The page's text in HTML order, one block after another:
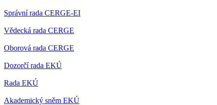
Správní rada CERGE-EI
Vědecká rada CERGE
Oborová rada CERGE
Dozorčí rada EKÚ
Rada EKÚ
Akademický sněm EKÚ